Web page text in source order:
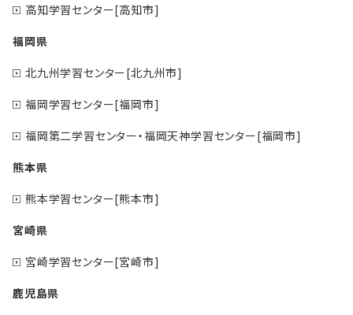
高知学習センター[高知市]
福岡県
北九州学習センター[北九州市]
福岡学習センター[福岡市]
福岡第二学習センター・福岡天神学習センター[福岡市]
熊本県
熊本学習センター[熊本市]
宮崎県
宮崎学習センター[宮崎市]
鹿児島県